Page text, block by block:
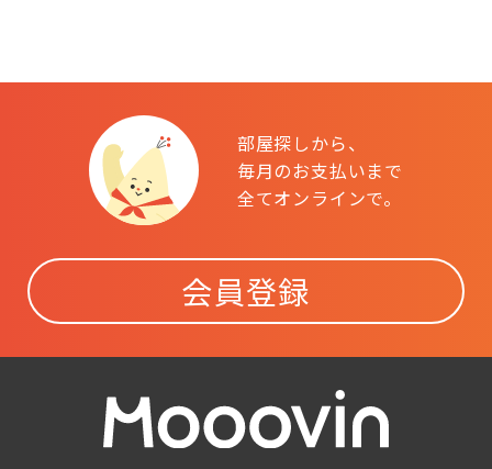
部屋探しから、
毎月のお支払いまで
全てオンラインで。
会員登録